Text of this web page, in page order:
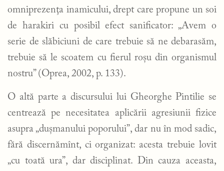
omniprezenţa inamicului, drept care propune un soi
de harakiri cu posibil efect sanificator: „Avem o
serie de slăbiciuni de care trebuie să ne debarasăm,
trebuie să le scoatem cu fierul roşu din organismul
nostru” (Oprea, 2002, p. 133).
O altă parte a discursului lui Gheorghe Pintilie se
centrează pe necesitatea aplicării agresiunii fizice
asupra „duşmanului poporului”, dar nu în mod sadic,
fără discernămînt, ci organizat: acesta trebuie lovit
„cu toată ura”, dar disciplinat. Din cauza aceasta,